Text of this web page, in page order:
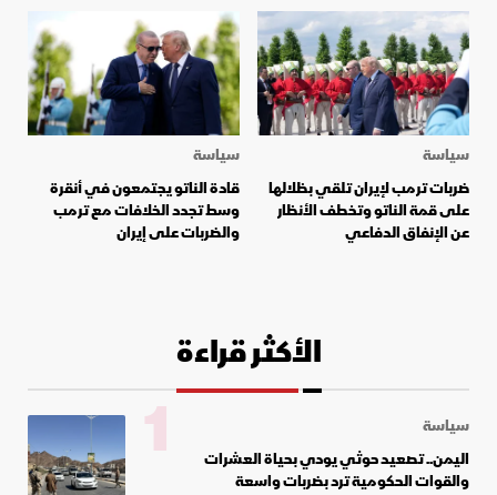
سياسة
ضربات ترمب لإيران تلقي بظلالها
على قمة الناتو وتخطف الأنظار
عن الإنفاق الدفاعي
سياسة
قادة الناتو يجتمعون في أنقرة
وسط تجدد الخلافات مع ترمب
والضربات على إيران
الأكثر قراءة
سياسة
اليمن.. تصعيد حوثي يودي بحياة العشرات
والقوات الحكومية ترد بضربات واسعة
1